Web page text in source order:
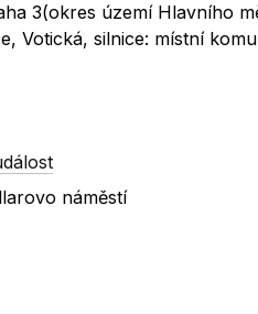
3(okres území Hlavního
Votická, silnice: místní
náměstí